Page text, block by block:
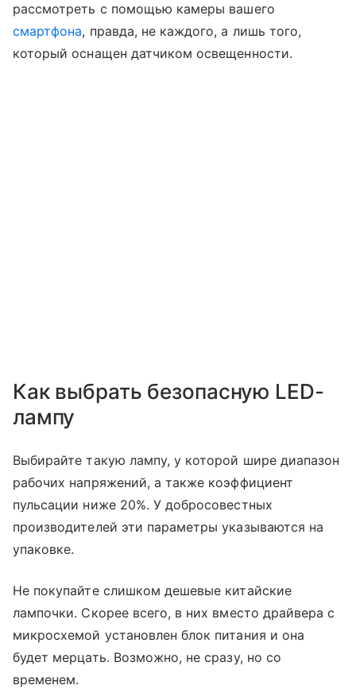
рассмотреть с помощью камеры вашего
смартфона, правда, не каждого, а лишь того,
который оснащен датчиком освещенности.
Как выбрать безопасную LED-
лампу
Выбирайте такую лампу, у которой шире диапазон
рабочих напряжений, а также коэффициент
пульсации ниже 20%. У добросовестных
производителей эти параметры указываются на
упаковке.
Не покупайте слишком дешевые китайские
лампочки. Скорее всего, в них вместо драйвера с
микросхемой установлен блок питания и она
будет мерцать. Возможно, не сразу, но со
временем.